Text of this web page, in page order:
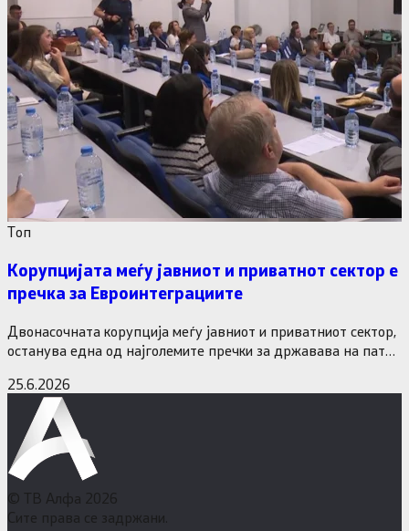
Tоп
Корупцијата меѓу јавниот и приватнот сектор е
пречка за Евроинтеграциите
Двонасочната корупција меѓу јавниот и приватниот сектор,
останува една од најголемите пречки за државава на патот
25.6.2026
© ТВ Алфа 2026
Сите права се задржани.